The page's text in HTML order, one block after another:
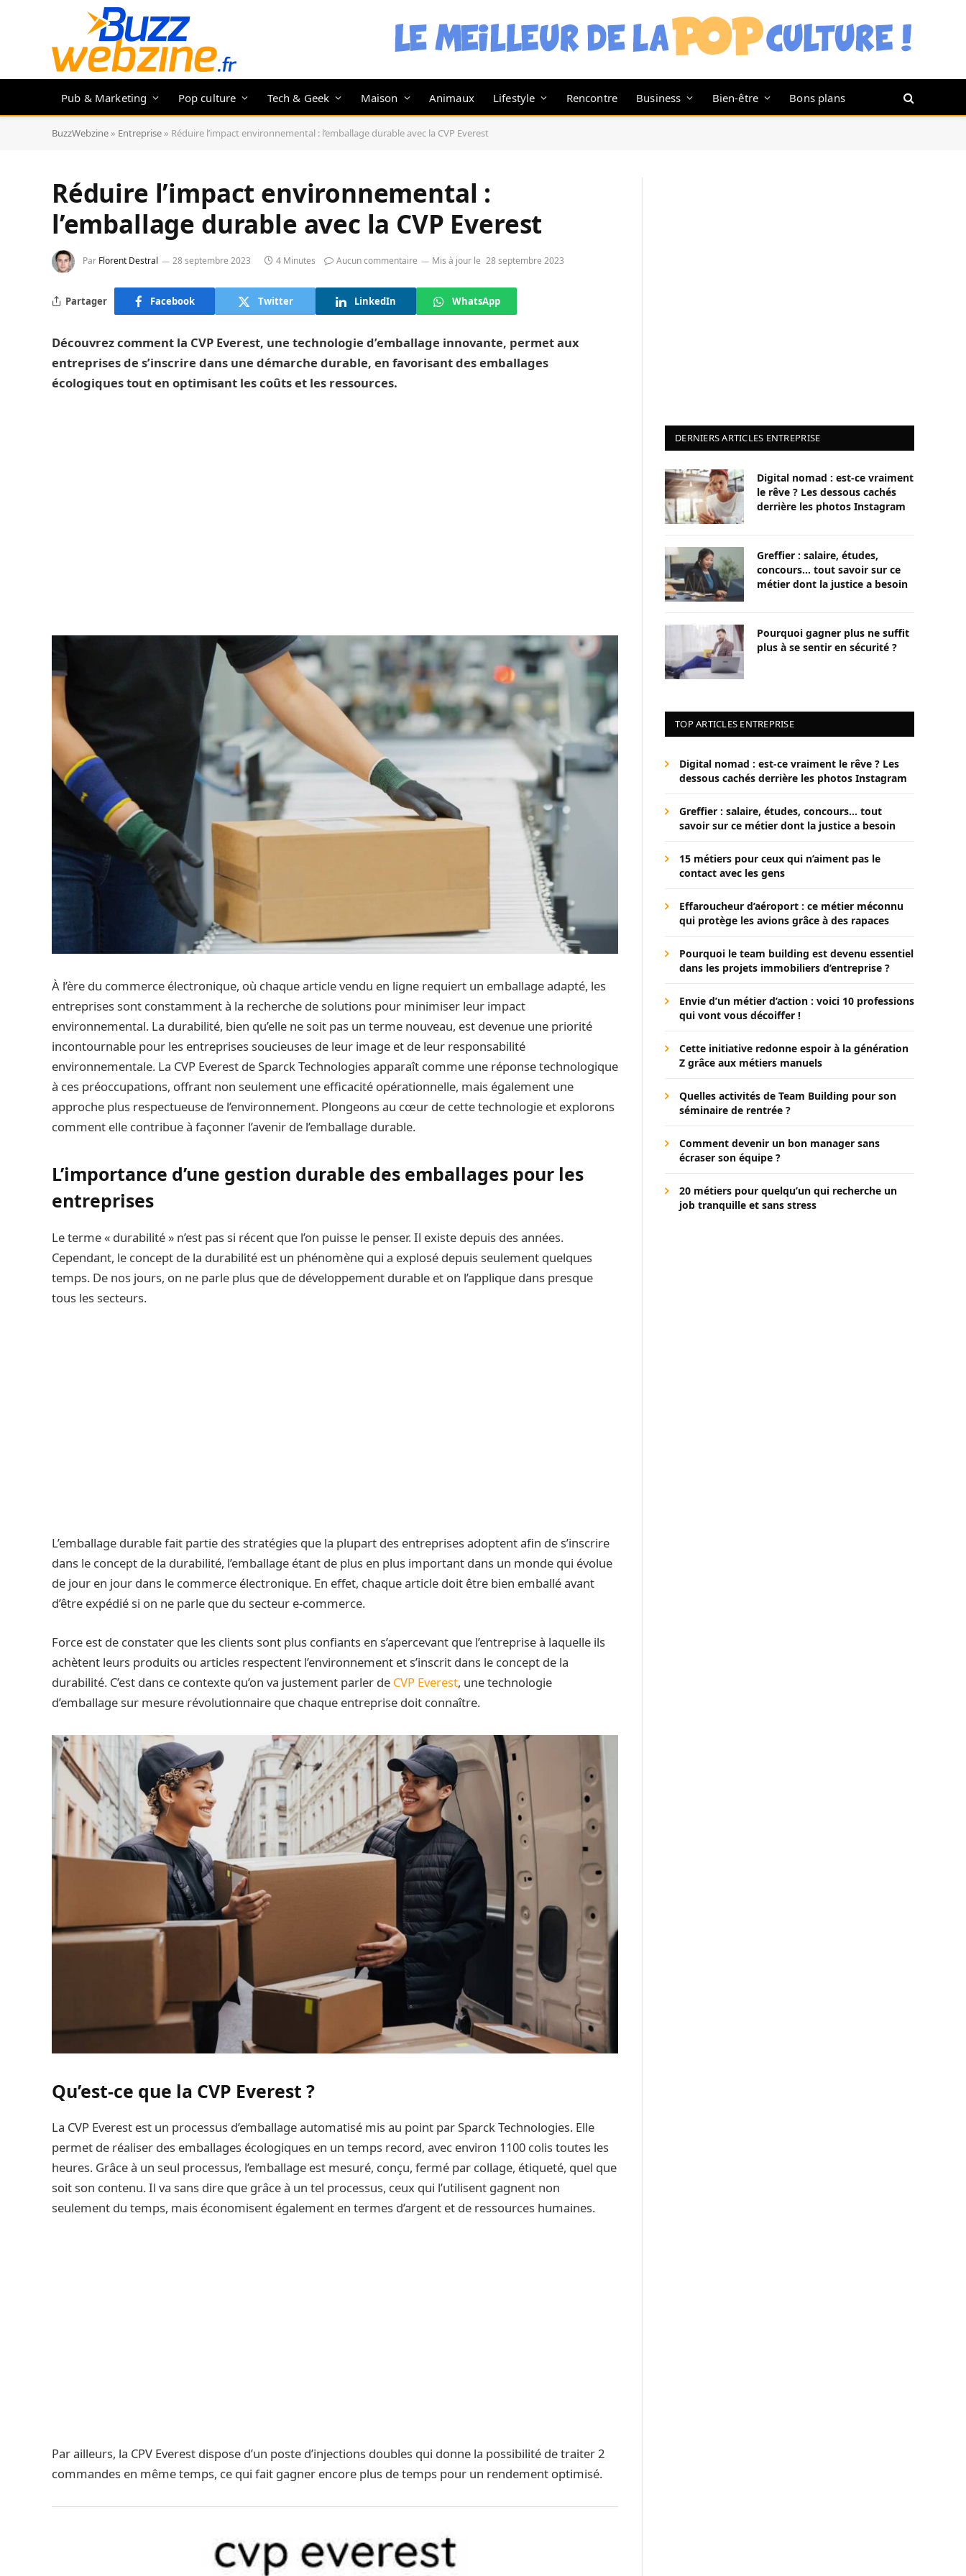
Pub & Marketing Pop culture Tech & Geek Maison Animaux Lifestyle Rencontre Business Bien-être Bons plans
BuzzWebzine » Entreprise » Réduire l’impact environnemental : l’emballage durable avec la CVP Everest
Réduire l’impact environnemental :
l’emballage durable avec la CVP Everest
Par Florent Destral 28 septembre 2023 4 Minutes Aucun commentaire Mis à jour le 28 septembre 2023
Partager Facebook Twitter LinkedIn WhatsApp
Découvrez comment la CVP Everest, une technologie d’emballage innovante, permet aux
entreprises de s’inscrire dans une démarche durable, en favorisant des emballages
écologiques tout en optimisant les coûts et les ressources.
À l’ère du commerce électronique, où chaque article vendu en ligne requiert un emballage adapté, les
entreprises sont constamment à la recherche de solutions pour minimiser leur impact
environnemental. La durabilité, bien qu’elle ne soit pas un terme nouveau, est devenue une priorité
incontournable pour les entreprises soucieuses de leur image et de leur responsabilité
environnementale. La CVP Everest de Sparck Technologies apparaît comme une réponse technologique
à ces préoccupations, offrant non seulement une efficacité opérationnelle, mais également une
approche plus respectueuse de l’environnement. Plongeons au cœur de cette technologie et explorons
comment elle contribue à façonner l’avenir de l’emballage durable.
L’importance d’une gestion durable des emballages pour les
entreprises
Le terme « durabilité » n’est pas si récent que l’on puisse le penser. Il existe depuis des années.
Cependant, le concept de la durabilité est un phénomène qui a explosé depuis seulement quelques
temps. De nos jours, on ne parle plus que de développement durable et on l’applique dans presque
tous les secteurs.
L’emballage durable fait partie des stratégies que la plupart des entreprises adoptent afin de s’inscrire
dans le concept de la durabilité, l’emballage étant de plus en plus important dans un monde qui évolue
de jour en jour dans le commerce électronique. En effet, chaque article doit être bien emballé avant
d’être expédié si on ne parle que du secteur e-commerce.
Force est de constater que les clients sont plus confiants en s’apercevant que l’entreprise à laquelle ils
achètent leurs produits ou articles respectent l’environnement et s’inscrit dans le concept de la
durabilité. C’est dans ce contexte qu’on va justement parler de CVP Everest, une technologie
d’emballage sur mesure révolutionnaire que chaque entreprise doit connaître.
Qu’est-ce que la CVP Everest ?
La CVP Everest est un processus d’emballage automatisé mis au point par Sparck Technologies. Elle
permet de réaliser des emballages écologiques en un temps record, avec environ 1100 colis toutes les
heures. Grâce à un seul processus, l’emballage est mesuré, conçu, fermé par collage, étiqueté, quel que
soit son contenu. Il va sans dire que grâce à un tel processus, ceux qui l’utilisent gagnent non
seulement du temps, mais économisent également en termes d’argent et de ressources humaines.
Par ailleurs, la CPV Everest dispose d’un poste d’injections doubles qui donne la possibilité de traiter 2
commandes en même temps, ce qui fait gagner encore plus de temps pour un rendement optimisé.
DERNIERS ARTICLES ENTREPRISE
Digital nomad : est-ce vraiment
le rêve ? Les dessous cachés
derrière les photos Instagram
Greffier : salaire, études,
concours… tout savoir sur ce
métier dont la justice a besoin
Pourquoi gagner plus ne suffit
plus à se sentir en sécurité ?
TOP ARTICLES ENTREPRISE
Digital nomad : est-ce vraiment le rêve ? Les
dessous cachés derrière les photos Instagram
Greffier : salaire, études, concours… tout
savoir sur ce métier dont la justice a besoin
15 métiers pour ceux qui n’aiment pas le
contact avec les gens
Effaroucheur d’aéroport : ce métier méconnu
qui protège les avions grâce à des rapaces
Pourquoi le team building est devenu essentiel
dans les projets immobiliers d’entreprise ?
Envie d’un métier d’action : voici 10 professions
qui vont vous décoiffer !
Cette initiative redonne espoir à la génération
Z grâce aux métiers manuels
Quelles activités de Team Building pour son
séminaire de rentrée ?
Comment devenir un bon manager sans
écraser son équipe ?
20 métiers pour quelqu’un qui recherche un
job tranquille et sans stress